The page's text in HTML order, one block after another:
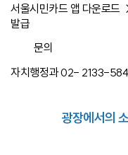
서울시민카드 앱 다운로
발급
문의
자치행정과 02- 2133-
광장에서의